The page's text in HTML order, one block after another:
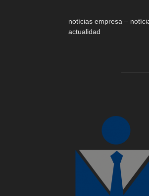
notícias empresa –
actualidad